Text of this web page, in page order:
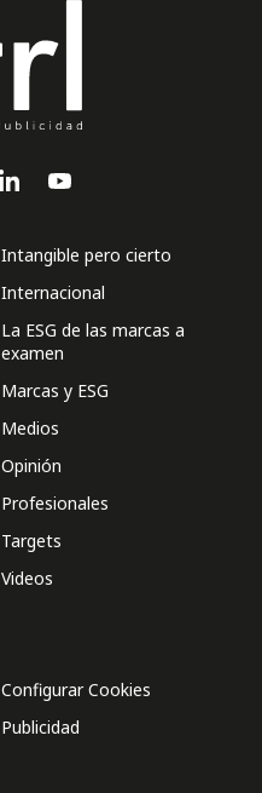
Intangible pero cierto
Internacional
La ESG de las marcas a
examen
Marcas y ESG
Medios
Opinión
Profesionales
Targets
Videos
Configurar Cookies
Publicidad